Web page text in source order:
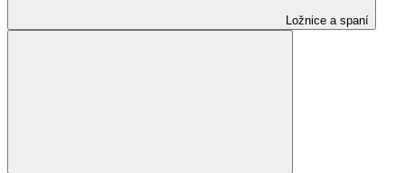
Ložnice a spaní